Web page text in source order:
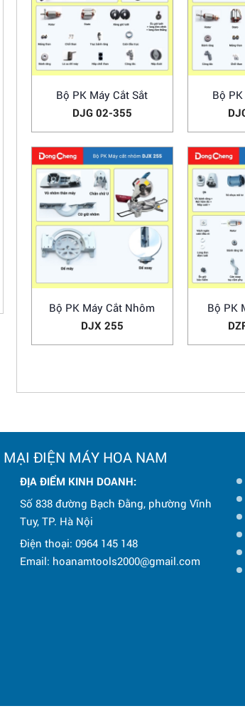
Bộ PK Máy Cắt Sắt
DJG 02-355
Bộ
Bộ PK Máy Cắt Nhôm
DJX 255
Bộ PK
MẠI ĐIỆN MÁY HOA NAM
ĐỊA ĐIỂM KINH DOANH:
Số 838 đường Bạch Đằng, phường Vĩnh
Tuy, TP. Hà Nội
Điện thoại: 0964 145 148
Email: hoanamtools2000@gmail.com